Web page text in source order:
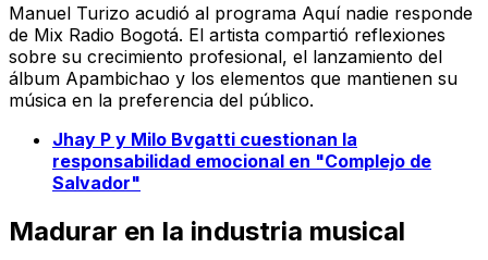
Manuel Turizo acudió al programa Aquí nadie responde
de Mix Radio Bogotá. El artista compartió reflexiones
sobre su crecimiento profesional, el lanzamiento del
álbum Apambichao y los elementos que mantienen su
música en la preferencia del público.
Jhay P y Milo Bvgatti cuestionan la
responsabilidad emocional en "Complejo de
Salvador"
Madurar en la industria musical